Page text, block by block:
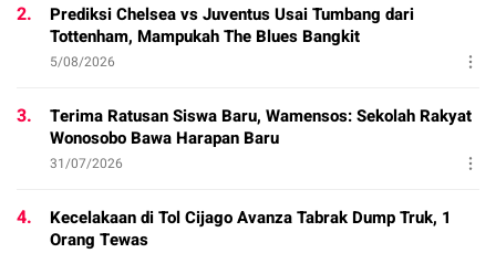
2.
Prediksi Chelsea vs Juventus Usai Tumbang dari
Tottenham, Mampukah The Blues Bangkit
5/08/2026
3.
Terima Ratusan Siswa Baru, Wamensos: Sekolah Rakyat
Wonosobo Bawa Harapan Baru
31/07/2026
4.
Kecelakaan di Tol Cijago Avanza Tabrak Dump Truk, 1
Orang Tewas